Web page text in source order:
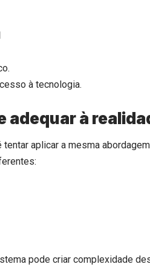
à tecnologia.
adequar à
aplicar a mesma
pode criar complexidade